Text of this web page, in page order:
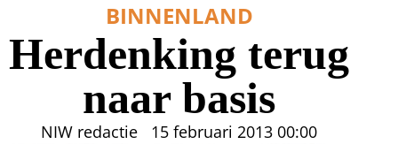
BINNENLAND
Herdenking terug
naar basis
NIW redactie 15 februari 2013 00:00